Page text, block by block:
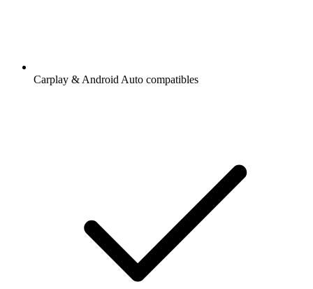
Carplay & Android Auto compatibles